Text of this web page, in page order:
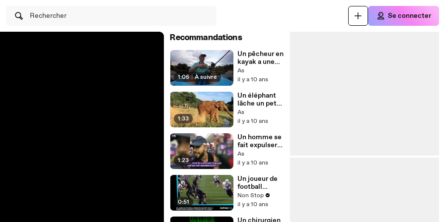
Rechercher Se connecter
Recommandations
1:05 | À suivre
Un pêcheur en
kayak a une
mauvaise
surprise...
As
il y a 10 ans
1:33
Un éléphant
lâche un pet
sur son
congénère
venger
As
il y a 10 ans
1:23
Un homme se
fait expulser
d'un avion
parce qu'il
arabe !
As
il y a 10 ans
0:51
Un joueur de
football
américain
remonte tout
marquer le
Non Stop
il y a 10 ans